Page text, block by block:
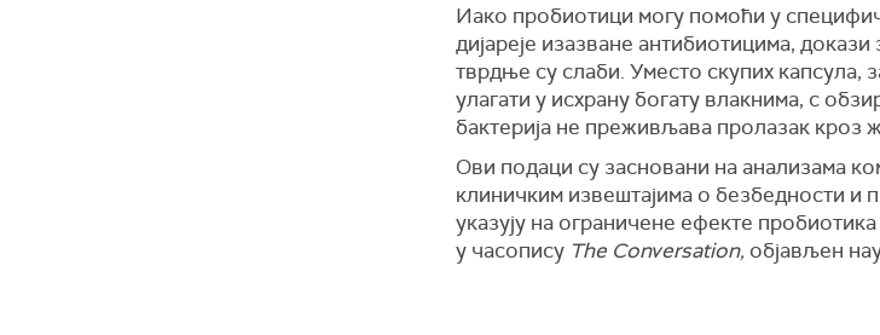
Иако пробиотици могу помоћи у
дијареје изазване антибиотицима,
тврдње су слаби. Уместо скупих капсула,
улагати у исхрану богату влакнима, с
бактерија не преживљава пролазак кроз
Ови подаци су засновани на анализама
клиничким извештајима о безбедности и
указују на ограничене ефекте
у часопису The Conversation, објављен